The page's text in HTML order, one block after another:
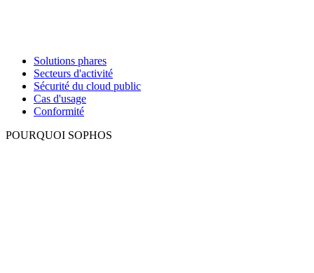
Solutions phares
Secteurs d'activité
Sécurité du cloud public
Cas d'usage
Conformité
POURQUOI SOPHOS